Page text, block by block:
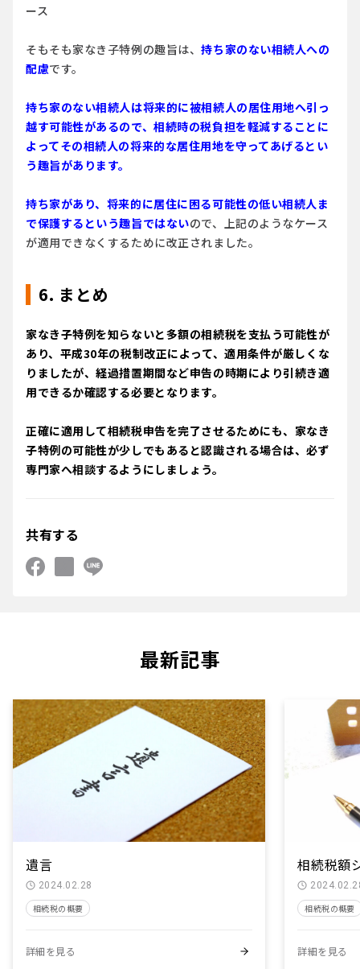
ース
そもそも家なき子特例の趣旨は、持ち家のない相続人への
配慮です。
持ち家のない相続人は将来的に被相続人の居住用地へ引っ
越す可能性があるので、相続時の税負担を軽減することに
よってその相続人の将来的な居住用地を守ってあげるとい
う趣旨があります。
持ち家があり、将来的に居住に困る可能性の低い相続人ま
で保護するという趣旨ではないので、上記のようなケース
が適用できなくするために改正されました。
6. まとめ
家なき子特例を知らないと多額の相続税を支払う可能性が
あり、平成30年の税制改正によって、適用条件が厳しくな
りましたが、経過措置期間など申告の時期により引続き適
用できるか確認する必要となります。
正確に適用して相続税申告を完了させるためにも、 家なき
子特例の可能性が少しでもあると認識される場合は、必ず
専門家へ相談するようにしましょう。
共有する
最新記事
遺言
2024.02.28
相続税の概要
詳細を見る
相続税額
相続税の概要
詳細を見る